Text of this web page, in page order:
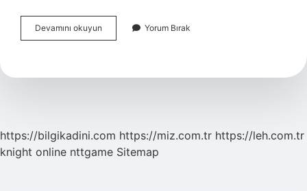
Devamını okuyun Uhuvvet
Ve
Demek
Yorum Bırak
https://bilgikadini.com https://miz.com.tr https://leh.com.tr
knight online nttgame Sitemap